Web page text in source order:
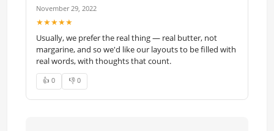
November 29, 2022
★★★★★
Usually, we prefer the real thing — real butter, not
margarine, and so we'd like our layouts to be filled with
real words, with thoughts that count.
👍 0 👎 0